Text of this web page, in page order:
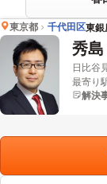
東京都 千代田区東
秀
日比谷
最寄り
解決